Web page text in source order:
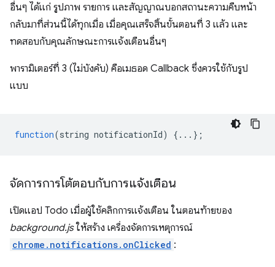
อื่นๆ ได้แก่ รูปภาพ รายการ และสัญญาณบอกสถานะความคืบหน้า
กลับมาที่ส่วนนี้ได้ทุกเมื่อ เมื่อคุณเสร็จสิ้นขั้นตอนที่ 3 แล้ว และ
ทดสอบกับคุณลักษณะการแจ้งเตือนอื่นๆ
พารามิเตอร์ที่ 3 (ไม่บังคับ) คือเมธอด Callback ซึ่งควรใช้กับรูป
แบบ
function(string notificationId) {...};
จัดการการโต้ตอบกับการแจ้งเตือน
เปิดแอป Todo เมื่อผู้ใช้คลิกการแจ้งเตือน ในตอนท้ายของ
background.jsให้สร้าง เครื่องจัดการเหตุการณ์
chrome.notifications.onClicked :